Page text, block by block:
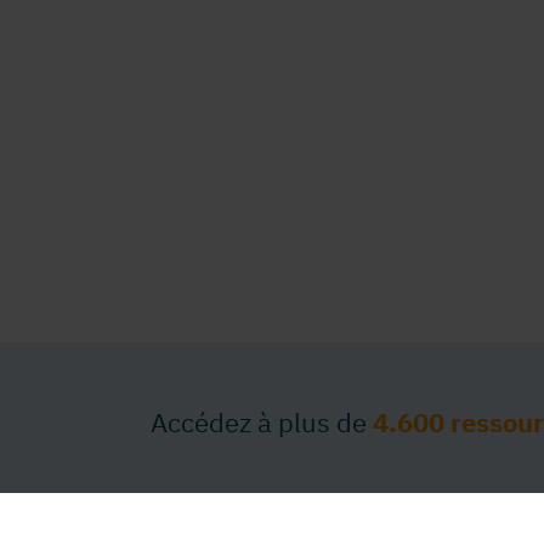
Accédez à plus de 4.600